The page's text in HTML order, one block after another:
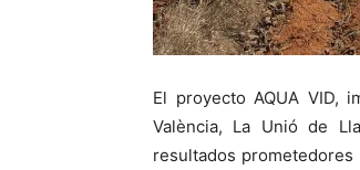
El proyecto AQUA VID,
València, La Unió de
resultados